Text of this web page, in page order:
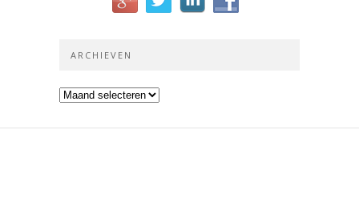
ARCHIEVEN
Archieven